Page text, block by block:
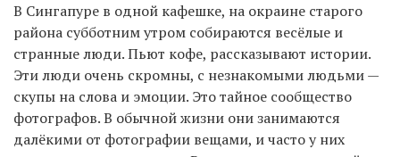
В Сингапуре в одной кафешке, на окраине старого
района субботним утром собираются весёлые и
странные люди. Пьют кофе, рассказывают истории.
Эти люди очень скромны, с незнакомыми людьми —
скупы на слова и эмоции. Это тайное сообщество
фотографов. В обычной жизни они занимаются
далёкими от фотографии вещами, и часто у них